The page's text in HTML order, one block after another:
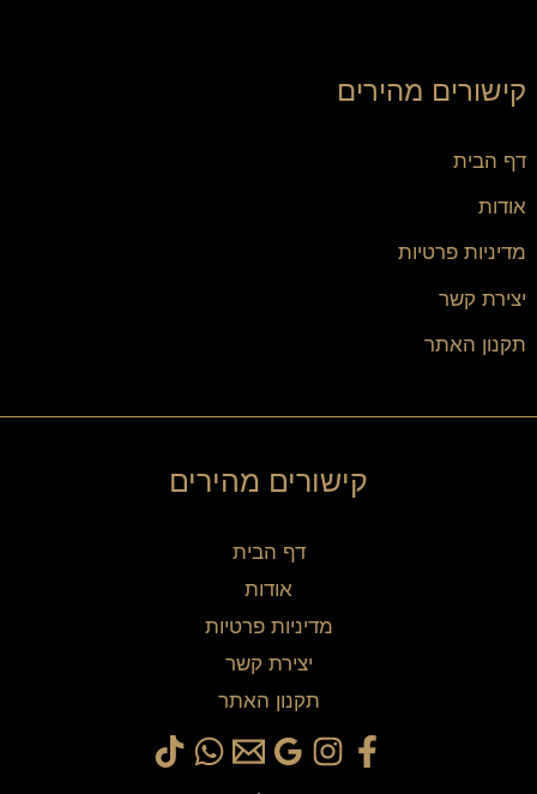
קישורים מהירים
דף הבית
אודות
מדיניות פרטיות
יצירת קשר
תקנון האתר
קישורים מהירים
דף הבית
אודות
מדיניות פרטיות
יצירת קשר
תקנון האתר